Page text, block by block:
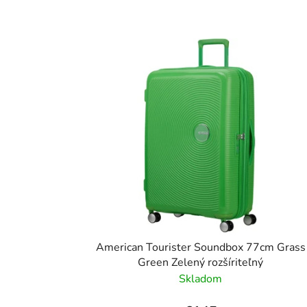
American Tourister Soundbox 77cm Grass
Green Zelený rozšíriteľný
Skladom